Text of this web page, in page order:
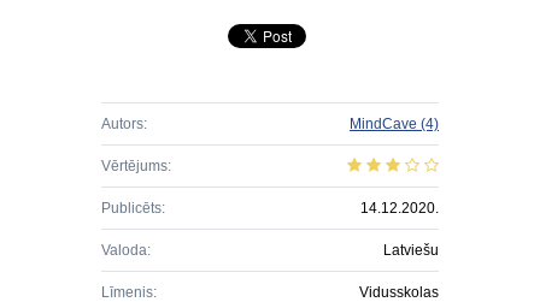
Autors: MindCave (4)
Vērtējums:
Publicēts: 14.12.2020.
Valoda: Latviešu
Līmenis: Vidusskolas